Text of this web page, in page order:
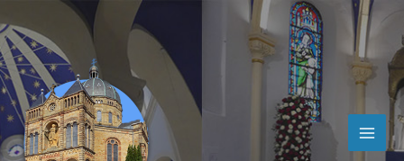
au
contenu
e
c
h
e
r
c
h
e